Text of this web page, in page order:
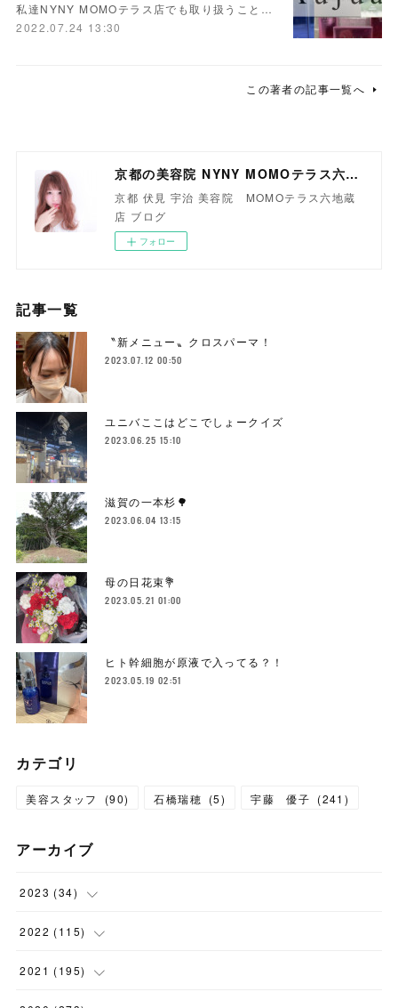
私達NYNY MOMOテラス店でも取り扱うこと…
2022.07.24 13:30
この著者の記事一覧へ
京都の美容院 NYNY MOMOテラス六地蔵店
京都 伏見 宇治 美容院 MOMOテラス六地蔵
店 ブログ
フォロー
記事一覧
〝新メニュー〟クロスパーマ！
2023.07.12 00:50
ユニバここはどこでしょークイズ
2023.06.25 15:10
滋賀の一本杉🌳
2023.06.04 13:15
母の日花束💐
2023.05.21 01:00
ヒト幹細胞が原液で入ってる？！
2023.05.19 02:51
カテゴリ
美容スタッフ (90) 石橋瑞穂 (5) 宇藤 優子 (241 )
アーカイブ
2023 (34)
( 1 )
(2)
(3)
2022 (115)
(8)
2021 (195)